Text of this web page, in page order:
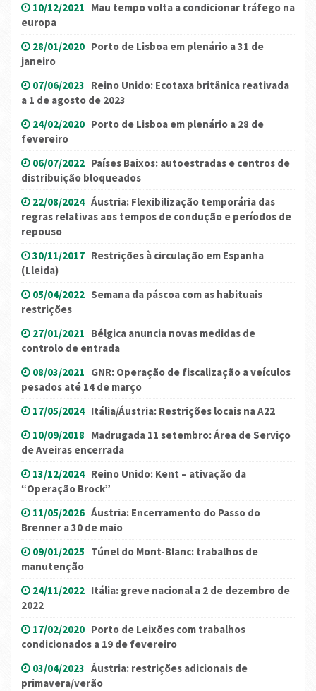
10/12/2021 Mau tempo volta a condicionar tráfego na
europa
28/01/2020 Porto de Lisboa em plenário a 31 de
janeiro
07/06/2023 Reino Unido: Ecotaxa britânica reativada
a 1 de agosto de 2023
24/02/2020 Porto de Lisboa em plenário a 28 de
fevereiro
06/07/2022 Países Baixos: autoestradas e centros de
distribuição bloqueados
22/08/2024 Áustria: Flexibilização temporária das
regras relativas aos tempos de condução e períodos de
repouso
30/11/2017 Restrições à circulação em Espanha
(Lleida)
05/04/2022 Semana da páscoa com as habituais
restrições
27/01/2021 Bélgica anuncia novas medidas de
controlo de entrada
08/03/2021 GNR: Operação de fiscalização a veículos
pesados até 14 de março
17/05/2024 Itália/Áustria: Restrições locais na A22
10/09/2018 Madrugada 11 setembro: Área de Serviço
de Aveiras encerrada
13/12/2024 Reino Unido: Kent – ativação da
“Operação Brock”
11/05/2026 Áustria: Encerramento do Passo do
Brenner a 30 de maio
09/01/2025 Túnel do Mont-Blanc: trabalhos de
manutenção
24/11/2022 Itália: greve nacional a 2 de dezembro de
2022
17/02/2020 Porto de Leixões com trabalhos
condicionados a 19 de fevereiro
03/04/2023 Áustria: restrições adicionais de
primavera/verão